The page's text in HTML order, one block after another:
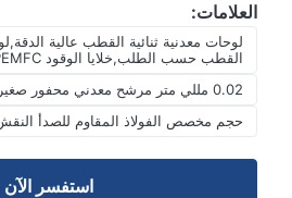
العلامات:
لوحات معدنية ثنائية القطب عالية الدقة,لوحات
القطب حسب الطلب,خلايا الوقود PEMFC لوح ثنائي القطب
حجم مخصص الفولاذ المقاوم للصدأ النقش
استفسر الآن